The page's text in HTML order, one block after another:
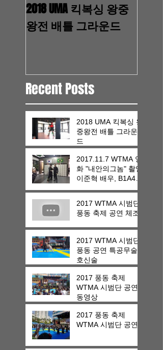
2018 UMA 킥복싱 왕중
왕전 배틀 그라운드
Recent Posts
2018 UMA 킥복싱 왕
중왕전 배틀 그라운
드
2017.11.7 WTMA 영
화 "내안의그놈" 촬영
이준혁 배우, B1A4
2017 WTMA 시범단
풍동 축제 공연 체조
2017 WTMA 시범단
풍동 공연 특공무술
호신술
2017 풍동 축제
WTMA 시범단 공연
동영상
2017 풍동 축제
WTMA 시범단 공연